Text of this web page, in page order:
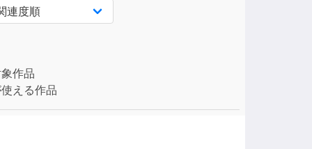
作品
える作品